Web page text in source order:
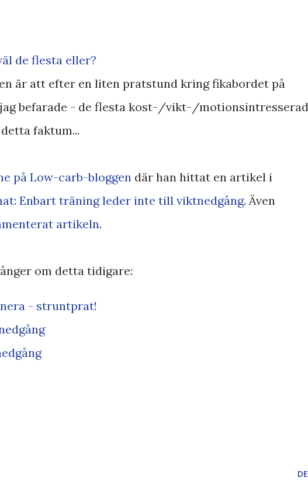
de flesta eller?
är att efter en liten pratstund kring fikabordet på
jag befarade - de flesta kost-/vikt-/
faktum...
på Low-carb-bloggen där han hittat en artikel i
Enbart träning leder inte till viktnedgång. Även
artikeln.
om detta tidigare:
- struntprat!